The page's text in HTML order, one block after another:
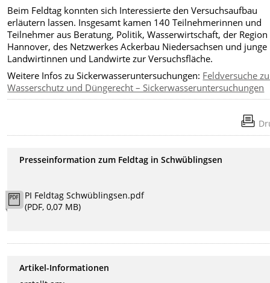
Beim Feldtag konnten sich Interessierte den Versuchsaufbau
erläutern lassen. Insgesamt kamen 140 Teilnehmerinnen und
Teilnehmer aus Beratung, Politik, Wasserwirtschaft, der Region
Hannover, des Netzwerkes Ackerbau Niedersachsen und junge
Landwirtinnen und Landwirte zur Versuchsfläche.
Weitere Infos zu Sickerwasseruntersuchungen: Feldversuche
Wasserschutz und Düngerecht – Sickerwasseruntersuchungen
Presseinformation zum Feldtag in Schwüblingsen
PI Feldtag Schwüblingsen.pdf
(PDF, 0,07 MB)
Artikel-Informationen